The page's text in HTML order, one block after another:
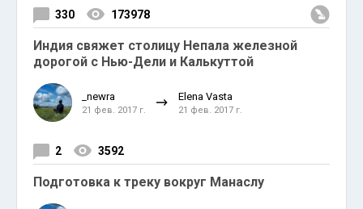
330 173978
Индия свяжет столицу Непала железной
дорогой с Нью-Дели и Калькуттой
_newra
21 фев. 2017 г.
Elena Vasta
21 фев. 2017 г.
2 3592
Подготовка к треку вокруг Манаслу